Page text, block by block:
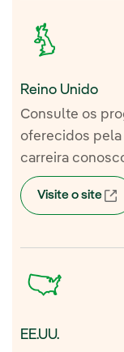
Reino Unido
Consulte os
oferecidos pela
carreira
Visite o site
EE.UU.